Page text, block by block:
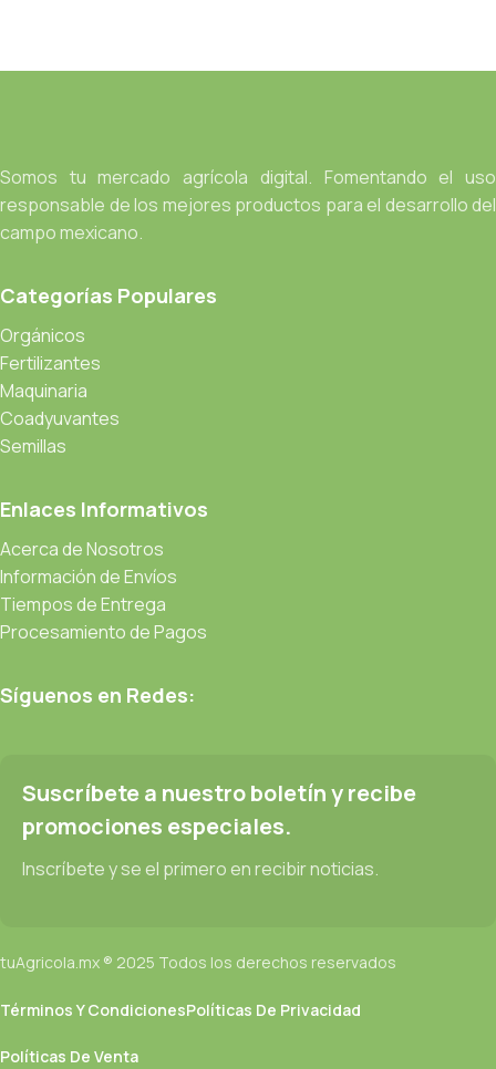
Somos tu mercado agrícola digital. Fomentando el uso
responsable de los mejores productos para el desarrollo del
campo mexicano.
Categorías Populares
Orgánicos
Fertilizantes
Maquinaria
Coadyuvantes
Semillas
Enlaces Informativos
Acerca de Nosotros
Información de Envíos
Tiempos de Entrega
Procesamiento de Pagos
Síguenos en Redes:
Suscríbete a nuestro boletín y recibe
promociones especiales.
Inscríbete y se el primero en recibir noticias.
tuAgricola.mx ® 2025 Todos los derechos reservados
Términos Y CondicionesPolíticas De Privacidad
Políticas De Venta